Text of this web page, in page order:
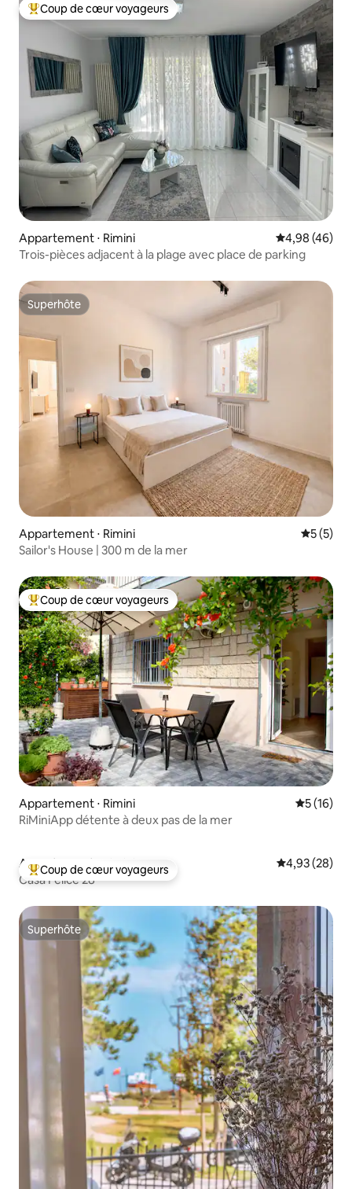
Coups de cœur voyageurs les plus appréciés
Coup de cœur voyageurs
Appartement ⋅ Rimini Évaluation
4,98 (46)
Trois-pièces adjacent à la plage avec place de parking
Superhôte
Superhôte
Appartement ⋅ Rimini
5 (5)
Sailor's House | 300 m de la mer
Coups de cœur voyageurs les plus appréciés
Coup de cœur voyageurs
Appartement ⋅ Rimini
5 (16)
RiMiniApp détente à deux pas de la mer
Coups de cœur voyageurs les plus appréciés
Coup de cœur voyageurs
Appartement ⋅ Rimini Évaluation
4,93 (28)
Casa Felice 28
Superhôte
Superhôte